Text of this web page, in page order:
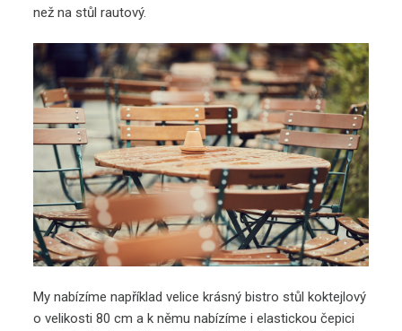
než na stůl rautový.
My nabízíme například velice krásný bistro stůl koktejlový
o velikosti 80 cm a k němu nabízíme i elastickou čepici